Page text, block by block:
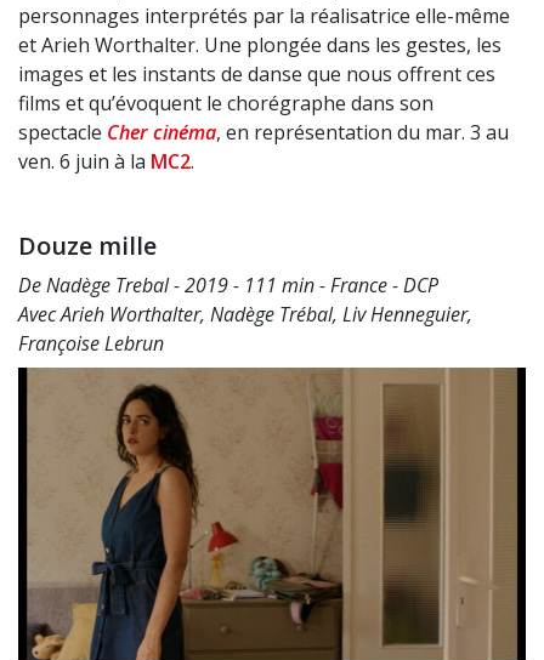
personnages interprétés par la réalisatrice elle-même
et Arieh Worthalter. Une plongée dans les gestes, les
images et les instants de danse que nous offrent ces
films et qu’évoquent le chorégraphe dans son
spectacle Cher cinéma, en représentation du mar. 3 au
ven. 6 juin à la MC2.
Douze mille
De Nadège Trebal - 2019 - 111 min - France - DCP
Avec Arieh Worthalter, Nadège Trébal, Liv Henneguier,
Françoise Lebrun